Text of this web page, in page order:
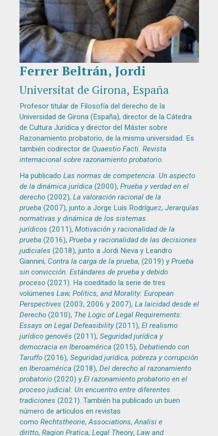
Diapositiva 1 de 1
Ferrer Beltrán, Jordi
Universitat de Girona, España
Profesor titular de Filosofía del derecho de la
Universidad de Girona (España), director de la Cátedra
de Cultura Jurídica y director del Máster sobre
Razonamiento probatorio, de la misma universidad. Es
también codirector de Quaestio Facti. Revista
internacional sobre razonamiento probatorio.
Ha publicado Las normas de competencia. Un aspecto
de la dinámica jurídica (2000), Prueba y verdad en el
derecho(2002), La valoración racional de la
prueba (2007), junto a Jorge Luís Rodríguez, Jerarquías
normativas y dinámica de los sistemas
jurídicos (2011), Motivación y racionalidad de la
prueba (2016), Prueba y racionalidad de las decisiones
judiciales (2018), junto a Jordi Nieva y Leandro
Giannini, Contra la carga de la prueba, (2019) y Prueba
sin convicción. Estándares de prueba y debido
proceso(2021). Ha coeditado la serie de tres
volúmenes Law, Politics, and Morality: European
Perspectives (2003, 2006 y 2007), La laicidad desde el
Derecho(2010), The Logic of Legal Requirements:
Essays on Legal Defeasibility(2011), El realismo
jurídico genovés (2011), Seguridad jurídica y
democracia en Iberoamérica (2015), Debatiendo con
Taruffo(2016), Seguridad jurídica, pobreza y corrupción
en Iberoamérica (2018), Del derecho al razonamiento
probatorio(2020) y El razonamiento probatorio en el
proceso judicial. Un encuentro entre diferentes
tradiciones (2021). También ha publicado un buen
número de artículos en revistas
como Rechtstheorie,Associations,Analisi e
diritto, Ragion Pratica, Legal Theory, Law and